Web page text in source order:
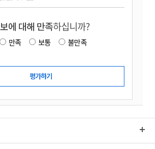
에 대해 만족하십니까?
만족 보통
불만족